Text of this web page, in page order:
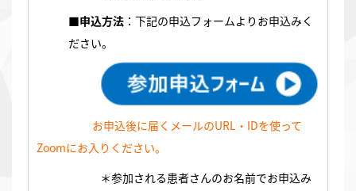
■申込方法 ：下記の申込フォームよりお申込みく
ださい。
お申込後に届くメールのURL・IDを使って
Zoomにお入りください。
＊参加される患者さんのお名前でお申込み